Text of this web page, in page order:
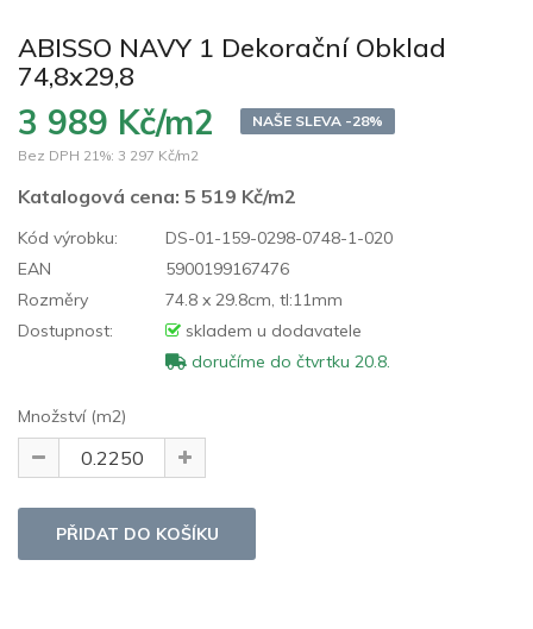
ABISSO NAVY 1 Dekorační Obklad
74,8x29,8
3 989 Kč/m2
NAŠE SLEVA -28%
Bez DPH 21%: 3 297 Kč/m2
Katalogová cena: 5 519 Kč/m2
Kód výrobku:
DS-01-159-0298-0748-1-020
EAN
5900199167476
Rozměry
74.8 x 29.8cm, tl:11mm
Dostupnost:
skladem u dodavatele
doručíme do čtvrtku 20.8.
Množství (m2)